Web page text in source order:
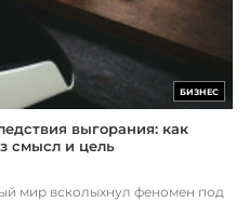
БИЗНЕС
выгорания: как
смысл и цель
мир всколыхнул феномен под